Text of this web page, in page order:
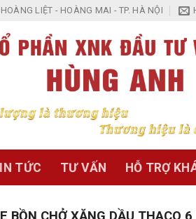
LIỆT - HOÀNG MAI - TP. HÀ NỘI
TỨC TƯ VẤN HỖ TRỢ